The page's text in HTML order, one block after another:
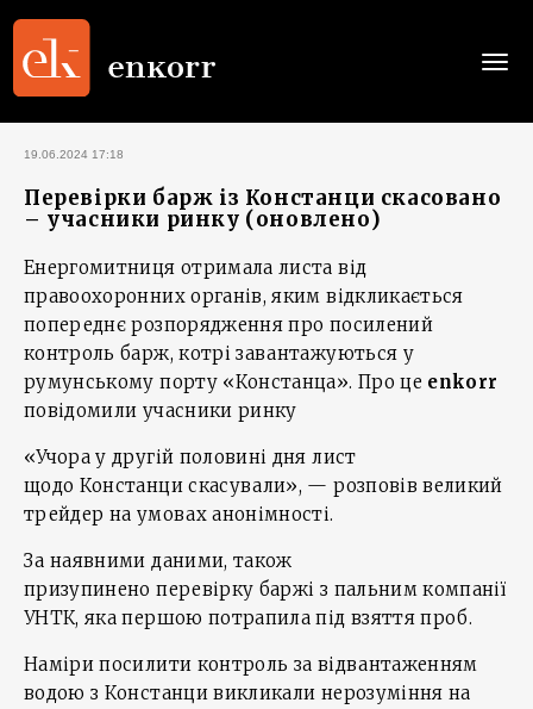
19.06.2024 17:18
Перевірки барж із Констанци скасовано
– учасники ринку (оновлено)
Енергомитниця отримала листа від
правоохоронних органів, яким відкликається
попереднє розпорядження про посилений
контроль барж, котрі завантажуються у
румунському порту «Констанца». Про це enkorr
повідомили учасники ринку
«Учора у другій половині дня лист
щодо Констанци скасували», — розповів великий
трейдер на умовах анонімності.
За наявними даними, також
призупинено перевірку баржі з пальним компанії
УНТК, яка першою потрапила під взяття проб.
Наміри посилити контроль за відвантаженням
водою з Констанци викликали нерозуміння на